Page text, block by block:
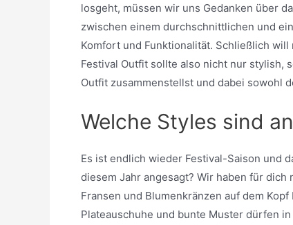
losgeht, müssen wir uns Gedanken über
zwischen einem durchschnittlichen und
Komfort und Funktionalität. Schließlich
Festival Outfit sollte also nicht nur stylish,
Outfit zusammenstellst und dabei sowohl
Welche Styles sind
Es ist endlich wieder Festival-Saison und
diesem Jahr angesagt? Wir haben für
Fransen und Blumenkränzen auf dem
Plateauschuhe und bunte Muster dürfen